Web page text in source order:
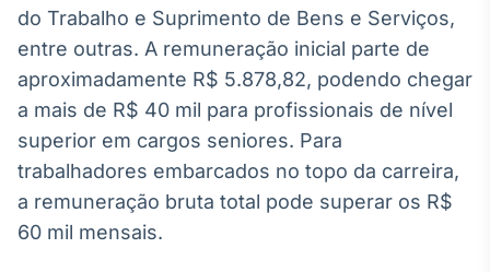
Broadcast
Radar
Monitoramento
inteligente de
notícias e
conteúdos
Broadcast
Fundos
do Trabalho e Suprimento de Bens e Serviços,
entre outras. A remuneração inicial parte de
aproximadamente R$ 5.878,82, podendo chegar
a mais de R$ 40 mil para profissionais de nível
superior em cargos seniores. Para
trabalhadores embarcados no topo da carreira,
a remuneração bruta total pode superar os R$
60 mil mensais.